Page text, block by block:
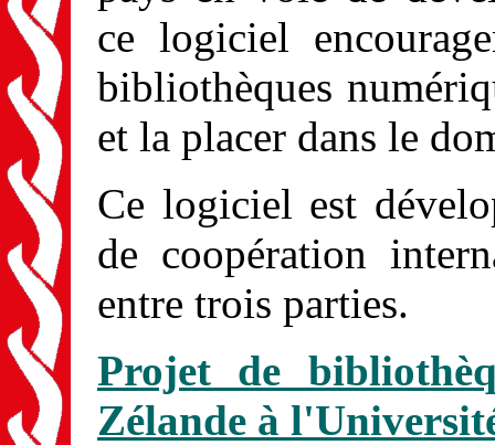
ce logiciel
bibliothèques
et la placer dans le
Ce logiciel est
de coopération
entre trois parties.
Projet de
Zélande à